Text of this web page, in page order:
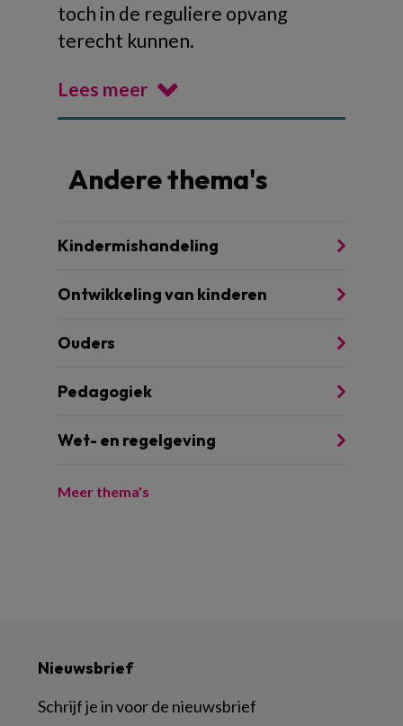
toch in de reguliere opvang
terecht kunnen.
Lees meer
Andere thema's
Kindermishandeling
Ontwikkeling van kinderen
Ouders
Pedagogiek
Wet- en regelgeving
Meer thema's
Nieuwsbrief
Schrijf je in voor de nieuwsbrief